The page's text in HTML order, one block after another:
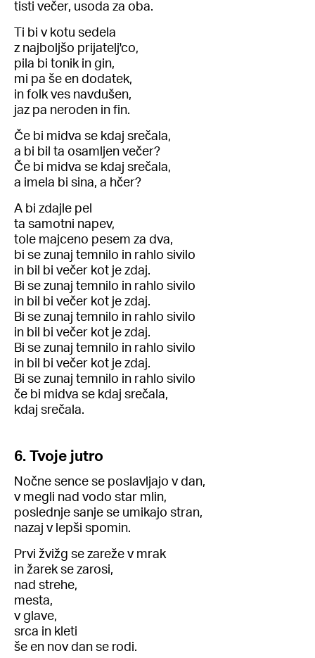
tisti večer, usoda za oba.
Ti bi v kotu sedela
z najboljšo prijatelj'co,
pila bi tonik in gin,
mi pa še en dodatek,
in folk ves navdušen,
jaz pa neroden in fin.
Če bi midva se kdaj srečala,
a bi bil ta osamljen večer?
Če bi midva se kdaj srečala,
a imela bi sina, a hčer?
A bi zdajle pel
ta samotni napev,
tole majceno pesem za dva,
bi se zunaj temnilo in rahlo sivilo
in bil bi večer kot je zdaj.
Bi se zunaj temnilo in rahlo sivilo
in bil bi večer kot je zdaj.
Bi se zunaj temnilo in rahlo sivilo
in bil bi večer kot je zdaj.
Bi se zunaj temnilo in rahlo sivilo
in bil bi večer kot je zdaj.
Bi se zunaj temnilo in rahlo sivilo
če bi midva se kdaj srečala,
kdaj srečala.
6. Tvoje jutro
Nočne sence se poslavljajo v dan,
v megli nad vodo star mlin,
poslednje sanje se umikajo stran,
nazaj v lepši spomin.
Prvi žvižg se zareže v mrak
in žarek se zarosi,
nad strehe,
mesta,
v glave,
srca in kleti
še en nov dan se rodi.